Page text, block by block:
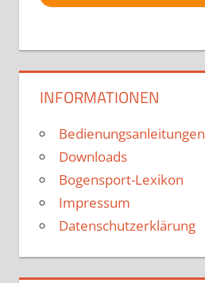
INFORMATIONEN
Bedienungsanleitungen
Downloads
Bogensport-Lexikon
Impressum
Datenschutzerklärung